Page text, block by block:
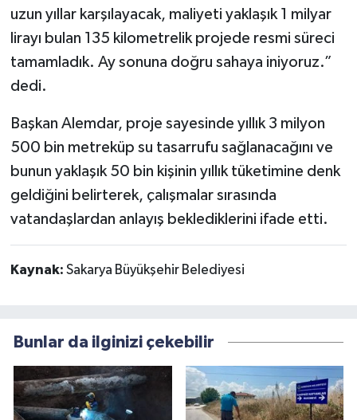
uzun yıllar karşılayacak, maliyeti yaklaşık 1 milyar
lirayı bulan 135 kilometrelik projede resmi süreci
tamamladık. Ay sonuna doğru sahaya iniyoruz.”
dedi.
Başkan Alemdar, proje sayesinde yıllık 3 milyon
500 bin metreküp su tasarrufu sağlanacağını ve
bunun yaklaşık 50 bin kişinin yıllık tüketimine denk
geldiğini belirterek, çalışmalar sırasında
vatandaşlardan anlayış beklediklerini ifade etti.
Kaynak: Sakarya Büyükşehir Belediyesi
Bunlar da ilginizi çekebilir